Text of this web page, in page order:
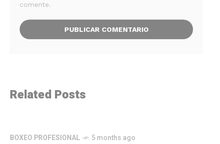
comente.
Related Posts
BOXEO PROFESIONAL 5 months ago